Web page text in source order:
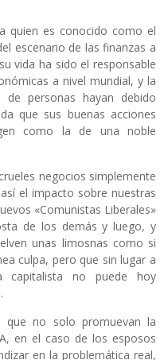
quien es conocido como el
escenario de las finanzas a
vida ha sido el responsable
a nivel mundial, y la
personas hayan debido
que sus buenas acciones
como la de una noble
negocios simplemente
el impacto sobre nuestras
«Comunistas Liberales»
de los demás y luego, y
unas limosnas como si
culpa, pero que sin lugar a
capitalista no puede hoy
que no solo promuevan la
en el caso de los esposos
en la problemática real,